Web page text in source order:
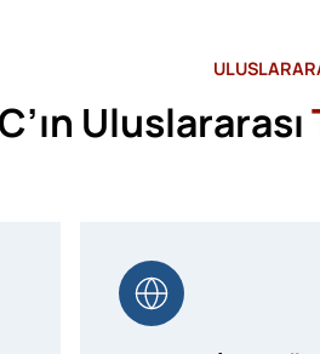
Uluslararası